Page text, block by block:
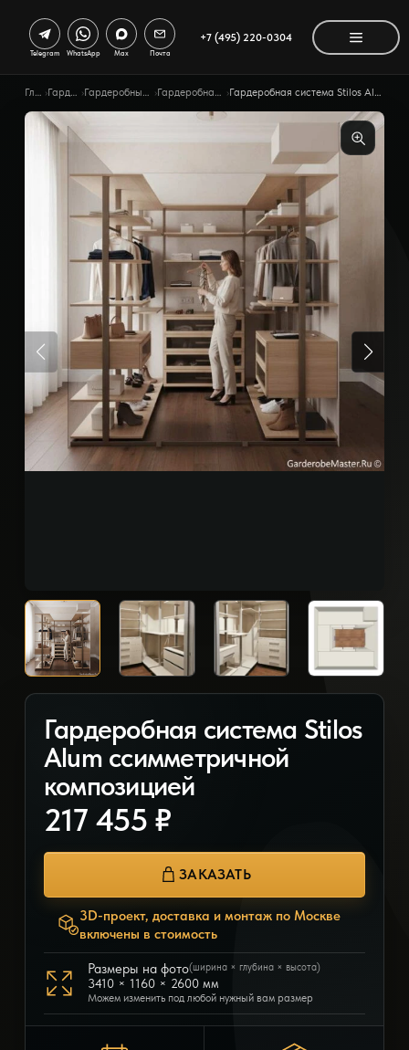
+7 (495) 220-0304
Telegram WhatsApp Max Почта
Главная › Гардеробные › Гардеробные по помещению › Гардеробная система Stilos › Гардеробная система Stilos Alum ссимметричной композицией
Гардеробная система Stilos
Alum ссимметричной
композицией
217 455 ₽
ЗАКАЗАТЬ
3D-проект, доставка и монтаж по Москве
включены в стоимость
Размеры на фото(ширина × глубина × высота)
3410 × 1160 × 2600 мм
Можем изменить под любой нужный вам размер